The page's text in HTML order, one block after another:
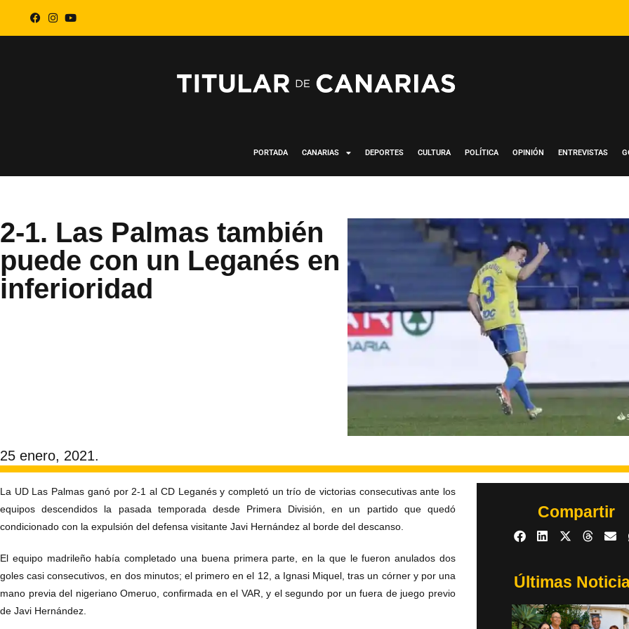
PORTADA CANARIAS DEPORTES CULTURA POLÍTICA OPINIÓN ENTREVISTAS
2-1. Las Palmas también
puede con un Leganés en
inferioridad
25 enero, 2021.
La UD Las Palmas ganó por 2-1 al CD Leganés y completó un trío de victorias consecutivas ante los
equipos descendidos la pasada temporada desde Primera División, en un partido que quedó
condicionado con la expulsión del defensa visitante Javi Hernández al borde del descanso.
El equipo madrileño había completado una buena primera parte, en la que le fueron anulados dos
goles casi consecutivos, en dos minutos; el primero en el 12, a Ignasi Miquel, tras un córner y por una
mano previa del nigeriano Omeruo, confirmada en el VAR, y el segundo por un fuera de juego previo
de Javi Hernández.
Compartir
Últimas